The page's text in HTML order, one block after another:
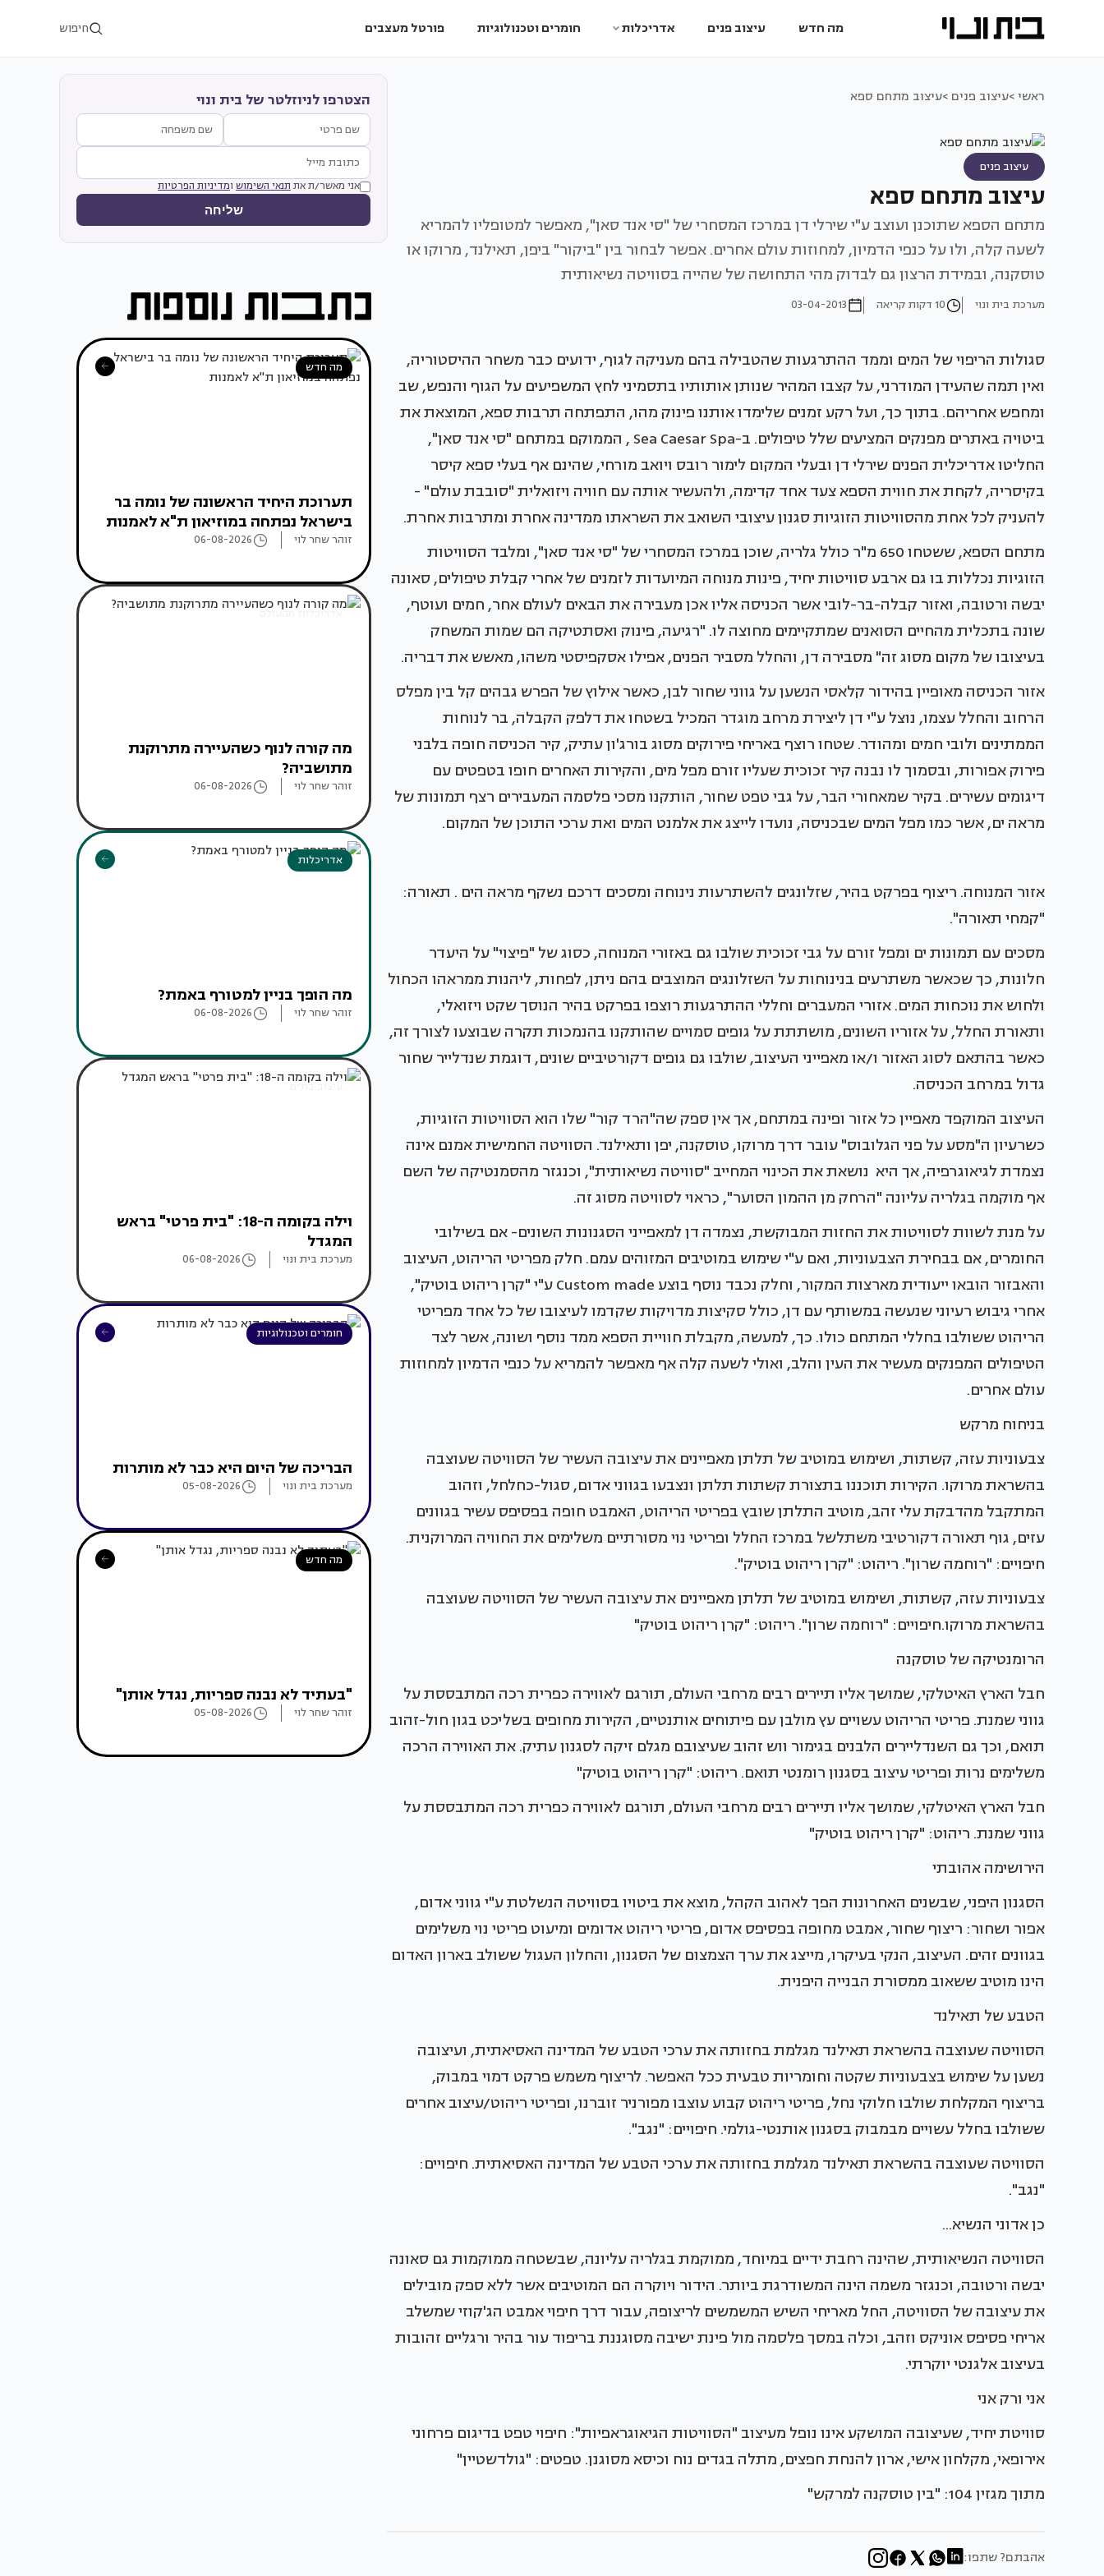
מה חדש עיצוב פנים אדריכלות חומרים וטכנולוגיות פורטל מעצבים חיפוש
ראשי >עיצוב פנים >עיצוב מתחם ספא
עיצוב פנים
עיצוב מתחם ספא
מתחם הספא שתוכנן ועוצב ע"י שירלי דן במרכז המסחרי של "סי אנד סאן", מאפשר למטופליו להמריא
לשעה קלה, ולו על כנפי הדמיון, למחוזות עולם אחרים. אפשר לבחור בין "ביקור" ביפן, תאילנד, מרוקו או
טוסקנה, ובמידת הרצון גם לבדוק מהי התחושה של שהייה בסוויטה נשיאותית
מערכת בית ונוי 10 דקות קריאה 03-04-2013
סגולות הריפוי של המים וממד ההתרגעות שהטבילה בהם מעניקה לגוף, ידועים כבר משחר ההיסטוריה,
ואין תמה שהעידן המודרני, על קצבו המהיר שנותן אותותיו בתסמיני לחץ המשפיעים על הגוף והנפש, שב
ומחפש אחריהם. בתוך כך, ועל רקע זמנים שלימדו אותנו פינוק מהו, התפתחה תרבות ספא, המוצאת את
ביטויה באתרים מפנקים המציעים שלל טיפולים. ב-Sea Caesar Spa , הממוקם במתחם "סי אנד סאן",
החליטו אדריכלית הפנים שירלי דן ובעלי המקום לימור רובס ויואב מורחי, שהינם אף בעלי ספא קיסר
בקיסריה, לקחת את חווית הספא צעד אחד קדימה, ולהעשיר אותה עם חוויה ויזואלית "סובבת עולם" -
להעניק לכל אחת מהסוויטות הזוגיות סגנון עיצובי השואב את השראתו ממדינה אחרת ומתרבות אחרת.
מתחם הספא, ששטחו 650 מ"ר כולל גלריה, שוכן במרכז המסחרי של "סי אנד סאן", ומלבד הסוויטות
הזוגיות נכללות בו גם ארבע סוויטות יחיד, פינות מנוחה המיועדות לזמנים של אחרי קבלת טיפולים, סאונה
יבשה ורטובה, ואזור קבלה-בר-לובי אשר הכניסה אליו אכן מעבירה את הבאים לעולם אחר, חמים ועוטף,
שונה בתכלית מהחיים הסואנים שמתקיימים מחוצה לו. "רגיעה, פינוק ואסתטיקה הם שמות המשחק
בעיצובו של מקום מסוג זה" מסבירה דן, והחלל מסביר הפנים, אפילו אסקפיסטי משהו, מאשש את דבריה.
אזור הכניסה מאופיין בהידור קלאסי הנשען על גווני שחור לבן, כאשר אילוץ של הפרש גבהים קל בין מפלס
הרחוב והחלל עצמו, נוצל ע"י דן ליצירת מרחב מוגדר המכיל בשטחו את דלפק הקבלה, בר לנוחות
הממתינים ולובי חמים ומהודר. שטחו רוצף באריחי פירוקים מסוג בורג'ון עתיק, קיר הכניסה חופה בלבני
פירוק אפורות, ובסמוך לו נבנה קיר זכוכית שעליו זורם מפל מים, והקירות האחרים חופו בטפטים עם
דיגומים עשירים. בקיר שמאחורי הבר, על גבי טפט שחור, הותקנו מסכי פלסמה המעבירים רצף תמונות של
מראה ים, אשר כמו מפל המים שבכניסה, נועדו לייצג את אלמנט המים ואת ערכי התוכן של המקום.
אזור המנוחה. ריצוף בפרקט בהיר, שזלונגים להשתרעות נינוחה ומסכים דרכם נשקף מראה הים . תאורה:
"קמחי תאורה".
מסכים עם תמונות ים ומפל זורם על גבי זכוכית שולבו גם באזורי המנוחה, כסוג של "פיצוי" על היעדר
חלונות, כך שכאשר משתרעים בנינוחות על השזלונגים המוצבים בהם ניתן, לפחות, ליהנות ממראהו הכחול
ולחוש את נוכחות המים. אזורי המעברים וחללי ההתרגעות רוצפו בפרקט בהיר הנוסך שקט ויזואלי,
ותאורת החלל, על אזוריו השונים, מושתתת על גופים סמויים שהותקנו בהנמכות תקרה שבוצעו לצורך זה,
כאשר בהתאם לסוג האזור ו/או מאפייני העיצוב, שולבו גם גופים דקורטיביים שונים, דוגמת שנדלייר שחור
גדול במרחב הכניסה.
העיצוב המוקפד מאפיין כל אזור ופינה במתחם, אך אין ספק שה"הרד קור" שלו הוא הסוויטות הזוגיות,
כשרעיון ה"מסע על פני הגלובוס" עובר דרך מרוקו, טוסקנה, יפן ותאילנד. הסוויטה החמישית אמנם אינה
נצמדת לגיאוגרפיה, אך היא נושאת את הכינוי המחייב "סוויטה נשיאותית", וכנגזר מהסמנטיקה של השם
אף מוקמה בגלריה עליונה "הרחק מן ההמון הסוער", כראוי לסוויטה מסוג זה.
על מנת לשוות לסוויטות את החזות המבוקשת, נצמדה דן למאפייני הסגנונות השונים- אם בשילובי
החומרים, אם בבחירת הצבעוניות, ואם ע"י שימוש במוטיבים המזוהים עמם. חלק מפריטי הריהוט, העיצוב
והאבזור הובאו ייעודית מארצות המקור, וחלק נכבד נוסף בוצע Custom made ע"י "קרן ריהוט בוטיק",
אחרי גיבוש רעיוני שנעשה במשותף עם דן, כולל סקיצות מדויקות שקדמו לעיצובו של כל אחד מפריטי
הריהוט ששולבו בחללי המתחם כולו. כך, למעשה, מקבלת חוויית הספא ממד נוסף ושונה, אשר לצד
הטיפולים המפנקים מעשיר את העין והלב, ואולי לשעה קלה אף מאפשר להמריא על כנפי הדמיון למחוזות
עולם אחרים.
בניחוח מרקש
צבעוניות עזה, קשתות, ושימוש במוטיב של תלתן מאפיינים את עיצובה העשיר של הסוויטה שעוצבה
בהשראת מרוקו. הקירות תוכננו בתצורת קשתות תלתן ונצבעו בגווני אדום, סגול-כחלחל, וזהוב
המתקבל מהדבקת עלי זהב, מוטיב התלתן שובץ בפריטי הריהוט, האמבט חופה בפסיפס עשיר בגוונים
עזים, גוף תאורה דקורטיבי משתלשל במרכז החלל ופריטי נוי מסורתיים משלימים את החוויה המרוקנית.
חיפויים: "רוחמה שרון". ריהוט: "קרן ריהוט בוטיק".
צבעוניות עזה, קשתות, ושימוש במוטיב של תלתן מאפיינים את עיצובה העשיר של הסוויטה שעוצבה
בהשראת מרוקו.חיפויים: "רוחמה שרון". ריהוט: "קרן ריהוט בוטיק"
הרומנטיקה של טוסקנה
חבל הארץ האיטלקי, שמושך אליו תיירים רבים מרחבי העולם, תורגם לאווירה כפרית רכה המתבססת על
גווני שמנת. פריטי הריהוט עשויים עץ מולבן עם פיתוחים אותנטיים, הקירות מחופים בשליכט בגון חול-זהוב
תואם, וכך גם השנדליירים הלבנים בגימור ווש זהוב שעיצובם מגלם זיקה לסגנון עתיק. את האווירה הרכה
משלימים נרות ופריטי עיצוב בסגנון רומנטי תואם. ריהוט: "קרן ריהוט בוטיק"
חבל הארץ האיטלקי, שמושך אליו תיירים רבים מרחבי העולם, תורגם לאווירה כפרית רכה המתבססת על
גווני שמנת. ריהוט: "קרן ריהוט בוטיק"
הירושימה אהובתי
הסגנון היפני, שבשנים האחרונות הפך לאהוב הקהל, מוצא את ביטויו בסוויטה הנשלטת ע"י גווני אדום,
אפור ושחור: ריצוף שחור, אמבט מחופה בפסיפס אדום, פריטי ריהוט אדומים ומיעוט פריטי נוי משלימים
בגוונים זהים. העיצוב, הנקי בעיקרו, מייצג את ערך הצמצום של הסגנון, והחלון העגול ששולב בארון האדום
הינו מוטיב ששאוב ממסורת הבנייה היפנית.
הטבע של תאילנד
הסוויטה שעוצבה בהשראת תאילנד מגלמת בחזותה את ערכי הטבע של המדינה האסיאתית, ועיצובה
נשען על שימוש בצבעוניות שקטה וחומריות טבעית ככל האפשר. לריצוף משמש פרקט דמוי במבוק,
בריצוף המקלחת שולבו חלוקי נחל, פריטי ריהוט קבוע עוצבו מפורניר זוברנו, ופריטי ריהוט/עיצוב אחרים
ששולבו בחלל עשויים מבמבוק בסגנון אותנטי-גולמי. חיפויים: "נגב".
הסוויטה שעוצבה בהשראת תאילנד מגלמת בחזותה את ערכי הטבע של המדינה האסיאתית. חיפויים:
"נגב".
כן אדוני הנשיא...
הסוויטה הנשיאותית, שהינה רחבת ידיים במיוחד, ממוקמת בגלריה עליונה, שבשטחה ממוקמות גם סאונה
יבשה ורטובה, וכנגזר משמה הינה המשודרגת ביותר. הידור ויוקרה הם המוטיבים אשר ללא ספק מובילים
את עיצובה של הסוויטה, החל מאריחי השיש המשמשים לריצופה, עבור דרך חיפוי אמבט הג'קוזי שמשלב
אריחי פסיפס אוניקס וזהב, וכלה במסך פלסמה מול פינת ישיבה מסוגננת בריפוד עור בהיר ורגליים זהובות
בעיצוב אלגנטי יוקרתי.
אני ורק אני
סוויטת יחיד, שעיצובה המושקע אינו נופל מעיצוב "הסוויטות הגיאוגראפיות": חיפוי טפט בדיגום פרחוני
אירופאי, מקלחון אישי, ארון להנחת חפצים, מתלה בגדים נוח וכיסא מסוגנן. טפטים: "גולדשטיין"
מתוך מגזין 104: "בין טוסקנה למרקש"
אהבתם? שתפו:
הצטרפו לניוזלטר של בית ונוי
אני מאשר/ת את תנאי השימוש ומדיניות הפרטיות
שליחה
מה חדש
תערוכת היחיד הראשונה של נומה בר
בישראל נפתחה במוזיאון ת"א לאמנות
זוהר שחר לוי 06-08-2026
אדריכלות מהעולם
מה קורה לנוף כשהעיירה מתרוקנת
מתושביה?
זוהר שחר לוי 06-08-2026
אדריכלות
מה הופך בניין למטורף באמת?
זוהר שחר לוי 06-08-2026
עיצוב בתים
וילה בקומה ה-18: "בית פרטי" בראש
המגדל
מערכת בית ונוי 06-08-2026
חומרים וטכנולוגיות
הבריכה של היום היא כבר לא מותרות
מערכת בית ונוי 05-08-2026
מה חדש
"בעתיד לא נבנה ספריות, נגדל אותן"
זוהר שחר לוי 05-08-2026